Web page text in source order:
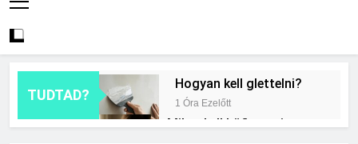
TUDTAD?
Hogyan kell glettelni?
1 Óra Ezelőtt
Mikor kell büfiztetni a